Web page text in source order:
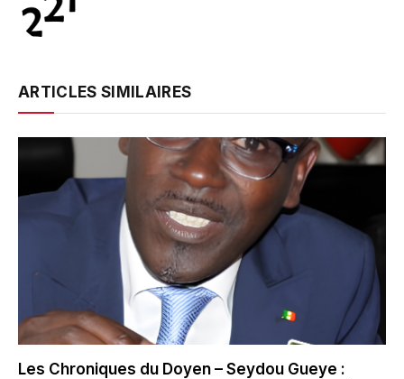
ARTICLES SIMILAIRES
Les Chroniques du Doyen – Seydou Gueye :